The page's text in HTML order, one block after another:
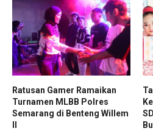
Ratusan Gamer Ramaikan
Turnamen MLBB Polres
Semarang di Benteng Willem